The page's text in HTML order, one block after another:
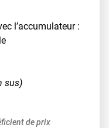
l’accumulateur :
sus)
de prix